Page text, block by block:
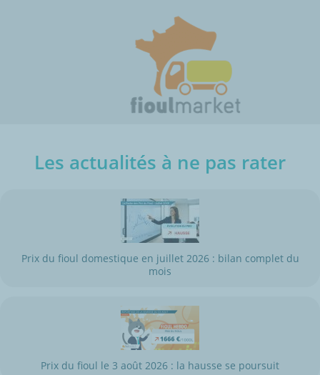
Les actualités à ne pas rater
Prix du fioul domestique en juillet 2026 : bilan complet du
mois
Prix du fioul le 3 août 2026 : la hausse se poursuit